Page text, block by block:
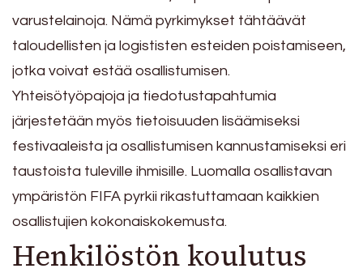
varustelainoja. Nämä pyrkimykset tähtäävät
taloudellisten ja logististen esteiden poistamiseen,
jotka voivat estää osallistumisen.
Yhteisötyöpajoja ja tiedotustapahtumia
järjestetään myös tietoisuuden lisäämiseksi
festivaaleista ja osallistumisen kannustamiseksi eri
taustoista tuleville ihmisille. Luomalla osallistavan
ympäristön FIFA pyrkii rikastuttamaan kaikkien
osallistujien kokonaiskokemusta.
Henkilöstön koulutus